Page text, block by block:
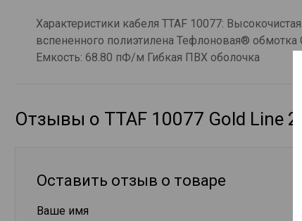
Характеристики кабеля TTAF 10077:
вспененного полиэтилена Тефлоновая®
Емкость: 68.80 пФ/м Гибкая ПВХ оболочка
Отзывы о TTAF 10077 Gold Line
Оставить отзыв о товаре
Ваше имя